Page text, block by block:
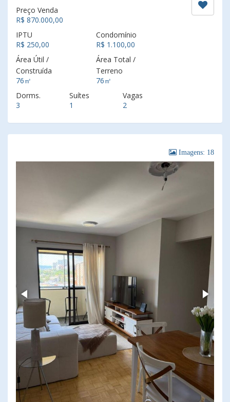
Preço Venda
R$ 870.000,00
IPTU
R$ 250,00
Condomínio
R$ 1.100,00
Área Útil /
Construída
76㎡
Área Total /
Terreno
76㎡
Dorms.
3
Suítes
1
Vagas
2
Imagens: 18